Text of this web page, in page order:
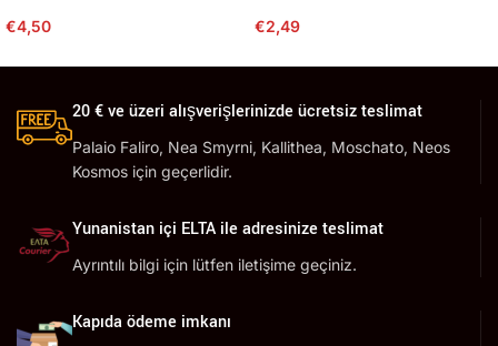
€4,50 €2,49
20 € ve üzeri alışverişlerinizde ücretsiz teslimat
Palaio Faliro, Nea Smyrni, Kallithea, Moschato, Neos
Kosmos için geçerlidir.
Yunanistan içi ELTA ile adresinize teslimat
Ayrıntılı bilgi için lütfen iletişime geçiniz.
Kapıda ödeme imkanı